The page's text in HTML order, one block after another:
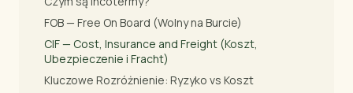
FOB — Free On Board (Wolny na Burcie)
CIF — Cost, Insurance and Freight (Koszt,
Ubezpieczenie i Fracht)
Kluczowe Rozróżnienie: Ryzyko vs Koszt